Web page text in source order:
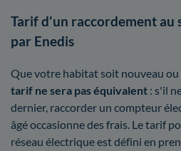
Tarif d'un raccordement au
par Enedis
Que votre habitat soit nouveau ou
tarif ne sera pas équivalent : s'il
dernier, raccorder un compteur
âgé occasionne des frais. Le tarif
réseau électrique est défini en